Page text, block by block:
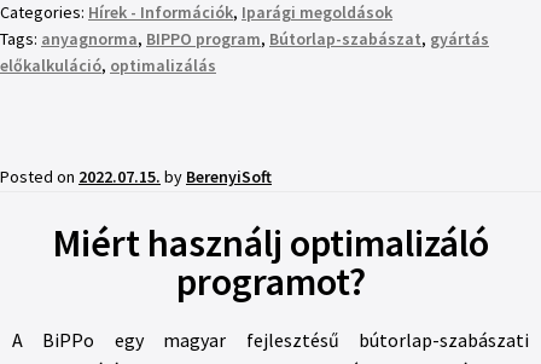
Categories: Hírek - Információk, Iparági megoldások
Tags: anyagnorma, BIPPO program, Bútorlap-szabászat, gyártás
előkalkuláció, optimalizálás
Posted on 2022.07.15. by BerenyiSoft
Miért használj optimalizáló
programot?
A BiPPo egy magyar fejlesztésű bútorlap-szabászati